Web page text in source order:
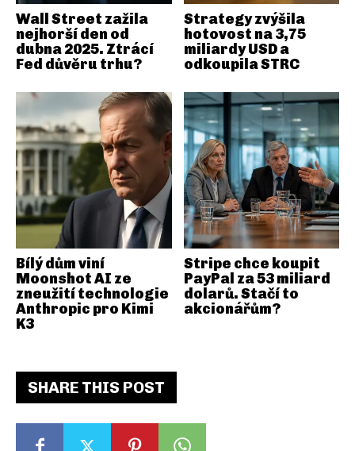
SHARE THIS POST
Wall Street zažila
nejhorší den od
dubna 2025. Ztrácí
Fed důvěru trhu?
Strategy zvýšila
hotovost na 3,75
miliardy USD a
odkoupila STRC
Bílý dům viní
Moonshot AI ze
zneužití technologie
Anthropic pro Kimi
K3
Stripe chce koupit
PayPal za 53 miliard
dolarů. Stačí to
akcionářům?